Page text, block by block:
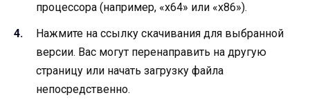
процессора (например, «x64» или «x86»).
Нажмите на ссылку скачивания для выбранной
версии. Вас могут перенаправить на другую
страницу или начать загрузку файла
непосредственно.